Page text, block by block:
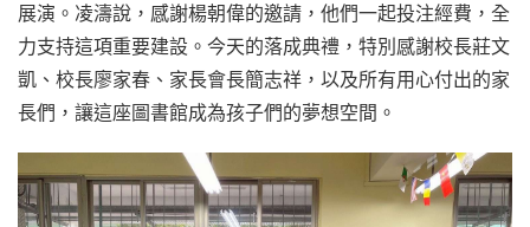
展演。凌濤說，感謝楊朝偉的邀請，他們一起投注經費，全
力支持這項重要建設。今天的落成典禮，特別感謝校長莊文
凱、校長廖家春、家長會長簡志祥，以及所有用心付出的家
長們，讓這座圖書館成為孩子們的夢想空間。